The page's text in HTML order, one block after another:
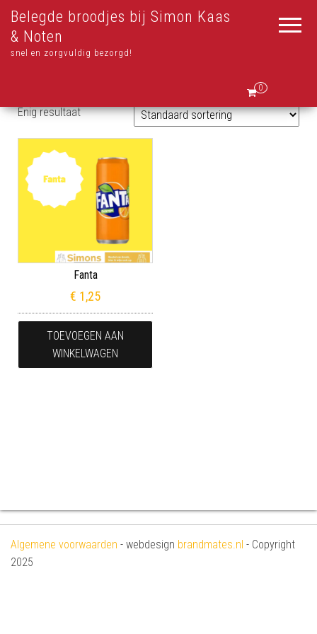
Belegde broodjes bij Simon Kaas
& Noten
snel en zorgvuldig bezorgd!
0
Enig resultaat
Fanta
€ 1,25
TOEVOEGEN AAN
WINKELWAGEN
Algemene voorwaarden - webdesign brandmates.nl - Copyright
2025